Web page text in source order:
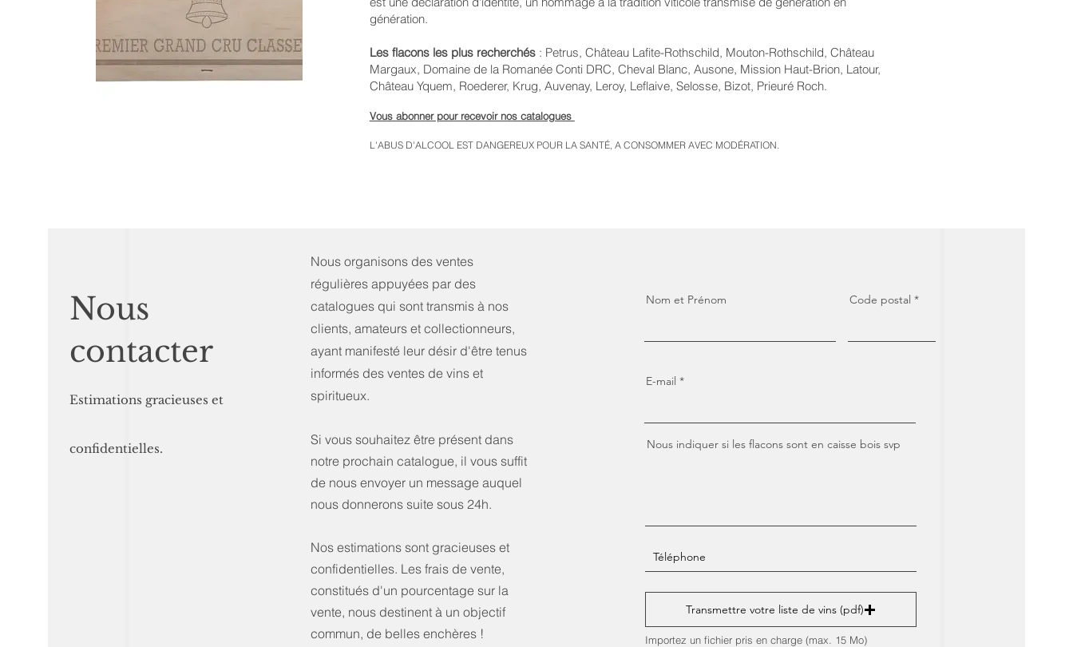
génération.
Les flacons les plus recherchés : Petrus, Château Lafite-Rothschild, Mouton-Rothschild, Château
Margaux, Domaine de la Romanée Conti DRC, Cheval Blanc, Ausone, Mission Haut-Brion, Latour,
Château Yquem, Roederer, Krug, Auvenay, Leroy, Leflaive, Selosse, Bizot, Prieuré Roch.
Vous abonner pour recevoir nos catalogues
L'ABUS D'ALCOOL EST DANGEREUX POUR LA SANTÉ, A CONSOMMER AVEC MODÉRATION.
Nous
contacter
Estimations gracieuses et
confidentielles.
Nous organisons des ventes
régulières appuyées par des
catalogues qui sont transmis à nos
clients, amateurs et collectionneurs,
ayant manifesté leur désir d'être tenus
informés des ventes de vins et
spiritueux.
Si vous souhaitez être présent dans
notre prochain catalogue, il vous suffit
de nous envoyer un message auquel
nous donnerons suite sous 24h.
Nos estimations sont gracieuses et
confidentielles. Les frais de vente,
constitués d'un pourcentage sur la
vente, nous destinent à un objectif
commun, de belles enchères !
Nom et Prénom Code postal
E-mail
Nous indiquer si les flacons sont en caisse bois svp
Transmettre votre liste de vins (pdf)
Importez un fichier pris en charge (max. 15 Mo)